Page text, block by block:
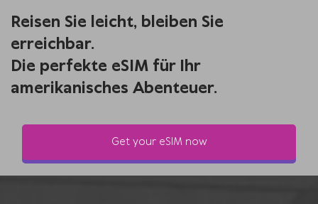
Reisen Sie leicht, bleiben Sie
erreichbar.
Die perfekte eSIM für Ihr
amerikanisches Abenteuer.
Get your eSIM now